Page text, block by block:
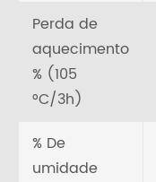
Perda de
aquecimento
% (105
°C/3h)
% De
umidade